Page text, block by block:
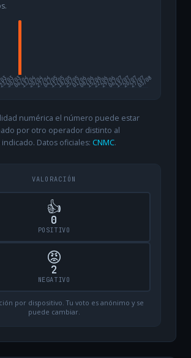
03
30/0306/0413/0420/0427/0404/0511/0518/0525/0501/0608/0615/0622/0629/0606/0713/0720/0727/07
03/08
numérica el número puede estar
por otro operador distinto al
Datos oficiales: CNMC.
VALORACIÓN
👍
0
POSITIVO
😡
2
NEGATIVO
por dispositivo. Tu voto es anónimo y se
puede cambiar.